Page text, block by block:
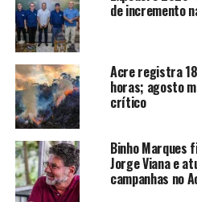
mostra foi construída em
(Kayapó), os Wayana e os
apresentar a diversidade
perspectiva de seus povos,
comunidades mantêm vivas
tempo em que dialogam com
reafirmando sua voz em
território e meio ambiente
Fonte: RFI – Rendez-vous
de incremento
Acre registra
horas; agosto
crítico
Binho Marques
Jorge Viana e
campanhas no